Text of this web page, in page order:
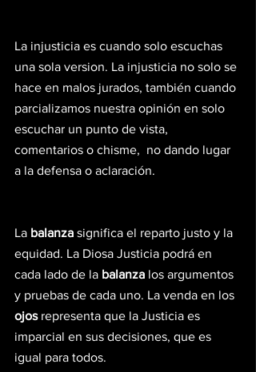
La injusticia es cuando solo escuchas
una sola version. La injusticia no solo se
hace en malos jurados, también cuando
parcializamos nuestra opinión en solo
escuchar un punto de vista,
comentarios o chisme,  no dando lugar
a la defensa o aclaración.
La balanza significa el reparto justo y la
equidad. La Diosa Justicia podrá en
cada lado de la balanza los argumentos
y pruebas de cada uno. La venda en los
ojos representa que la Justicia es
imparcial en sus decisiones, que es
igual para todos.